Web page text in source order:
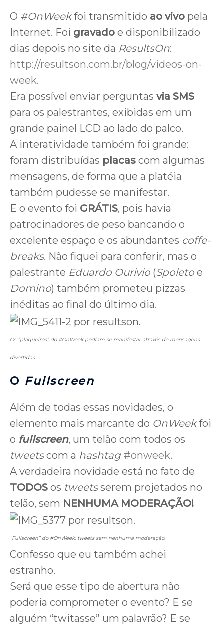
O #OnWeekfoi transmitido ao vivo pela
Internet. Foi gravado e disponibilizado
dias depois no site da ResultsOn:
http://resultson.com.br/blog/videos-on-
week.
Era possível enviar perguntas via SMS
para os palestrantes, exibidas em um
grande painel LCD ao lado do palco.
A interatividade também foi grande:
foram distribuídas placas com algumas
mensagens, de forma que a platéia
também pudesse se manifestar.
E o evento foi GRÁTIS, pois havia
patrocinadores de peso bancando o
excelente espaço e os abundantes coffe-
breaks. Não fiquei para conferir, mas o
palestrante Eduardo Ourivio (Spoleto e
Domino) também prometeu pizzas
inéditas ao final do último dia.
Os “plaqueiros” do #OnWeek podiam se manifestar através de mensagens
divertidas.
O Fullscreen
Além de todas essas novidades, o
elemento mais marcante do OnWeekfoi
o fullscreen, um telão com todos os
tweetscom a hashtag #onweek.
A verdadeira novidade está no fato de
TODOS os tweetsserem projetados no
telão, sem NENHUMA MODERAÇÃO!
“Fullscreen” do #OnWeek: tweets sem nenhuma moderação.
Confesso que eu também achei
estranho.
Será que esse tipo de abertura não
poderia comprometer o evento? E se
alguém “twitasse” um palavrão? E se